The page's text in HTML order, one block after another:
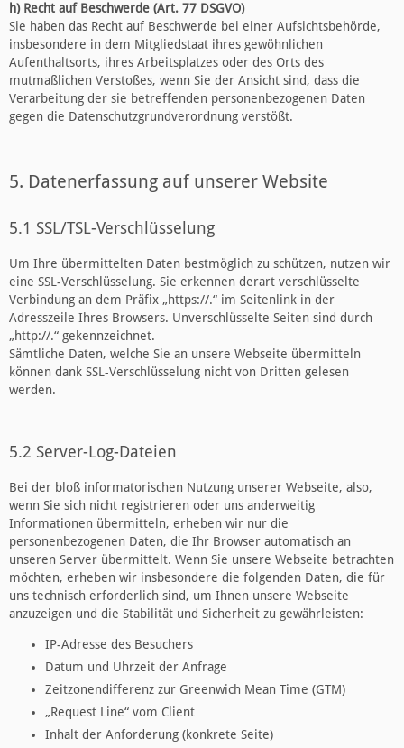
h) Recht auf Beschwerde (Art. 77 DSGVO)
Sie haben das Recht auf Beschwerde bei einer Aufsichtsbehörde,
insbesondere in dem Mitgliedstaat ihres gewöhnlichen
Aufenthaltsorts, ihres Arbeitsplatzes oder des Orts des
mutmaßlichen Verstoßes, wenn Sie der Ansicht sind, dass die
Verarbeitung der sie betreffenden personenbezogenen Daten
gegen die Datenschutzgrundverordnung verstößt.
5. Datenerfassung auf unserer Website
5.1 SSL/TSL-Verschlüsselung
Um Ihre übermittelten Daten bestmöglich zu schützen, nutzen wir
eine SSL-Verschlüsselung. Sie erkennen derart verschlüsselte
Verbindung an dem Präfix „https://.“ im Seitenlink in der
Adresszeile Ihres Browsers. Unverschlüsselte Seiten sind durch
„http://.“ gekennzeichnet.
Sämtliche Daten, welche Sie an unsere Webseite übermitteln
können dank SSL-Verschlüsselung nicht von Dritten gelesen
werden.
5.2 Server-Log-Dateien
Bei der bloß informatorischen Nutzung unserer Webseite, also,
wenn Sie sich nicht registrieren oder uns anderweitig
Informationen übermitteln, erheben wir nur die
personenbezogenen Daten, die Ihr Browser automatisch an
unseren Server übermittelt. Wenn Sie unsere Webseite betrachten
möchten, erheben wir insbesondere die folgenden Daten, die für
uns technisch erforderlich sind, um Ihnen unsere Webseite
anzuzeigen und die Stabilität und Sicherheit zu gewährleisten:
IP-Adresse des Besuchers
Datum und Uhrzeit der Anfrage
Zeitzonendifferenz zur Greenwich Mean Time (GTM)
„Request Line“ vom Client
Inhalt der Anforderung (konkrete Seite)